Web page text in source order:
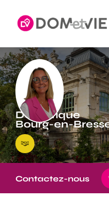
Domotique
Bourg-en-
Contactez-nous